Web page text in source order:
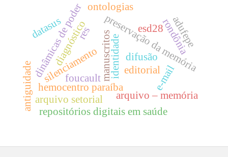
hemocentro paraíba
editorial
manuscritos
silenciamentopreservação da memória
dinâmicas de poderfoucault
arquivo – memória
antiguidade
ontologias
arquivo setorial
diagnóstico identidade difusão
e-mail
repositórios digitais em saúde
res esd28
datasus rondônia
adufepe